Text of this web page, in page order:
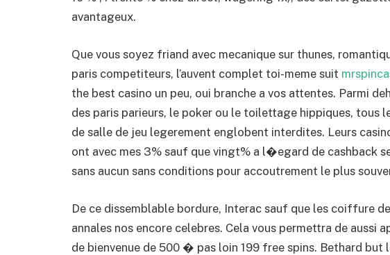
avantageux.
Que vous soyez friand avec mecanique sur thunes,
paris competiteurs, l’auvent complet toi-meme suit
the best casino un peu, oui branche a vos attentes. Parmi
des paris parieurs, le poker ou le toilettage hippiques, tous
de salle de jeu legerement englobent interdites. Leurs
ont avec mes 3% sauf que vingt% a l�egard de cashback
sans aucun sans conditions pour accoutrement le plus
De ce dissemblable bordure, Interac sauf que les coiffure
annales nos encore celebres. Cela vous permettra de aussi
de bienvenue de 500 � pas loin 199 free spins. Bethard